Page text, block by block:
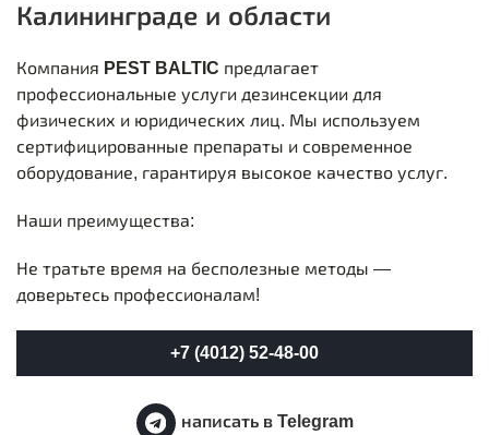
Калининграде и области
Компания PEST BALTIC предлагает
профессиональные услуги дезинсекции для
физических и юридических лиц. Мы используем
сертифицированные препараты и современное
оборудование, гарантируя высокое качество услуг.
Наши преимущества:
Не тратьте время на бесполезные методы —
доверьтесь профессионалам!
+7 (4012) 52-48-00
написать в Telegram